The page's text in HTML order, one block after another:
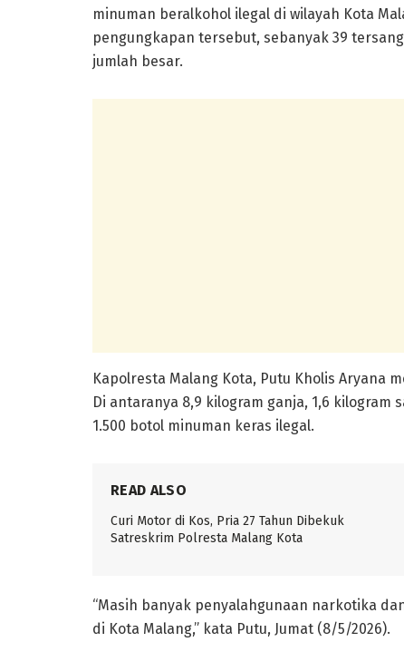
minuman beralkohol ilegal di wilayah Kota
pengungkapan tersebut, sebanyak 39
jumlah besar.
Kapolresta Malang Kota, Putu Kholis Aryana
Di antaranya 8,9 kilogram ganja, 1,6
1.500 botol minuman keras ilegal.
READ ALSO
Curi Motor di Kos, Pria 27 Tahun Dibekuk
Satreskrim Polresta Malang Kota
“Masih banyak penyalahgunaan narkotika
di Kota Malang,” kata Putu, Jumat (8/5/2026).